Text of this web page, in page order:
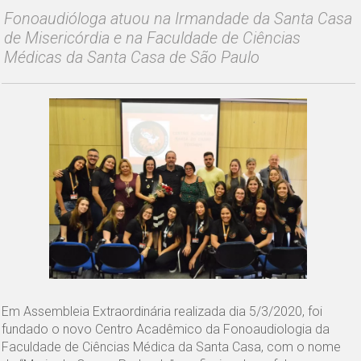
Fonoaudióloga atuou na Irmandade da Santa Casa
de Misericórdia e na Faculdade de Ciências
Médicas da Santa Casa de São Paulo
Em Assembleia Extraordinária realizada dia 5/3/2020, foi
fundado o novo Centro Acadêmico da Fonoaudiologia da
Faculdade de Ciências Médica da Santa Casa, com o nome